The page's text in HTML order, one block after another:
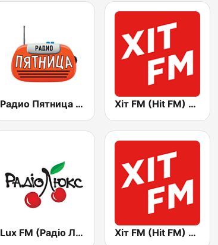
Радио Пятница (Pyatnica) Хіт FM (Hit FM) - Top
Lux FM (Pадіо Люкс) Хіт FM (Hit FM) - Best